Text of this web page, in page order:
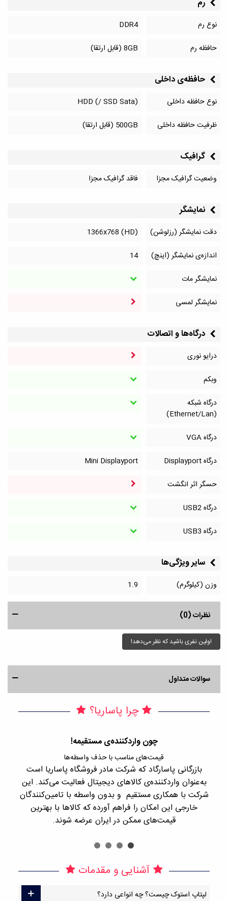
رم
نوع رم
DDR4
حافظه رم
8GB (قابل ارتقا)
حافظه‌‌ی داخلی
نوع حافظه داخلی
HDD (/ SSD Sata)
ظرفیت حافظه داخلی
500GB (قابل ارتقا)
گرافیک
وضعیت گرافیک مجزا فاقد گرافیک مجزا
نمایشگر
دقت نمایشگر (رزلوشن)
1366x768 (HD)
اندازه‌ی نمایشگر (اینچ)
14
نمایشگر مات
نمایشگر لمسی
درگاه‌ها و اتصالات
درایو نوری
وبکم
درگاه شبکه
(Ethernet/Lan)
درگاه VGA
درگاه Displayport
Mini Displayport
حسگر اثر انگشت
درگاه‌ USB2
درگاه‌ USB3
سایر ویژگی‌ها
وزن (کیلوگرم) 1.9
نظرات (0)
اولین نفری باشید که نظر می‌دهد!
سوالات متداول
چرا پاساریا؟
چون واردکننده‌ی مستقیمه!
قیمت‌های مناسب با حذف واسطه‌ها
بازرگانی پاسارگاد که شرکت مادر فروشگاه پاساریا است
به‌عنوان واردکننده‌ی کالاهای دیجیتال فعالیت می‌کند. این
شرکت با همکاری مستقیم و بدون واسطه با تامین‌کنندگان
خارجی این امکان را فراهم آورده که کالاها با بهترین
قیمت‌های ممکن در ایران عرضه شوند.
آشنایی و مقدمات
لپتاپ استوک چیست؟ چه انواعی دارد؟